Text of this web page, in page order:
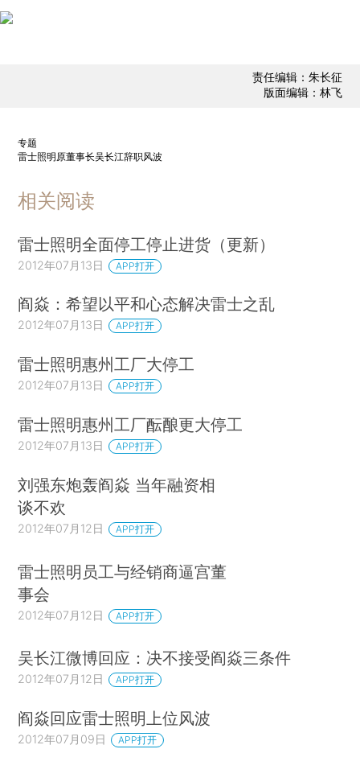
责任编辑：朱长征
版面编辑：林飞
专题
雷士照明原董事长吴长江辞职风波
相关阅读
雷士照明全面停工停止进货（更新）
2012年07月13日 APP打开
阎焱：希望以平和心态解决雷士之乱
2012年07月13日 APP打开
雷士照明惠州工厂大停工
2012年07月13日 APP打开
雷士照明惠州工厂酝酿更大停工
2012年07月13日 APP打开
刘强东炮轰阎焱 当年融资相
谈不欢
2012年07月12日 APP打开
雷士照明员工与经销商逼宫董
事会
2012年07月12日 APP打开
吴长江微博回应：决不接受阎焱三条件
2012年07月12日 APP打开
阎焱回应雷士照明上位风波
2012年07月09日 APP打开